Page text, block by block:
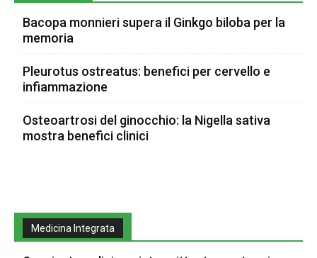
Bacopa monnieri supera il Ginkgo biloba per la
memoria
Pleurotus ostreatus: benefici per cervello e
infiammazione
Osteoartrosi del ginocchio: la Nigella sativa
mostra benefici clinici
Medicina Integrata